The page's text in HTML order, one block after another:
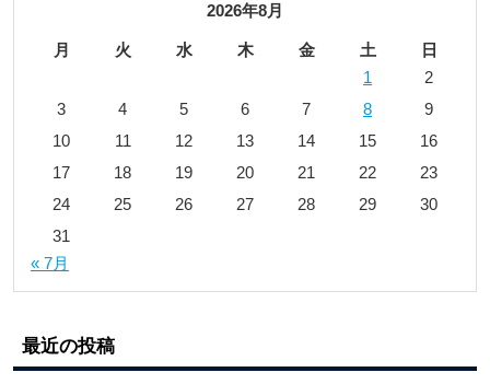
2026年8月
月 火 水 木 金 土
日
1
2
3
4 5 6 7 8
9
10
11 12 13 14 15
16
17
18 19 20 21 22
23
24
25 26 27 28 29
30
31
« 7月
最近の投稿